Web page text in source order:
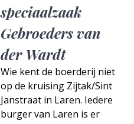
speciaalzaak
Gebroeders van
der Wardt
Wie kent de boerderij niet
op de kruising Zijtak/Sint
Janstraat in Laren. Iedere
burger van Laren is er